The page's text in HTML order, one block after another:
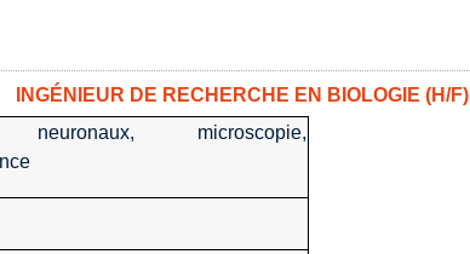
INGÉNIEUR DE RECHERCHE EN BIOLOGIE (H/F)
neuronaux, microscopie,